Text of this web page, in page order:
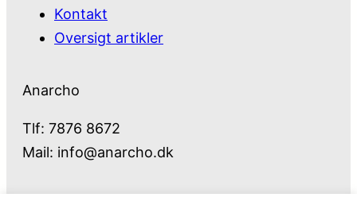
Kontakt
Oversigt artikler
Anarcho
Tlf: 7876 8672
Mail: info@anarcho.dk